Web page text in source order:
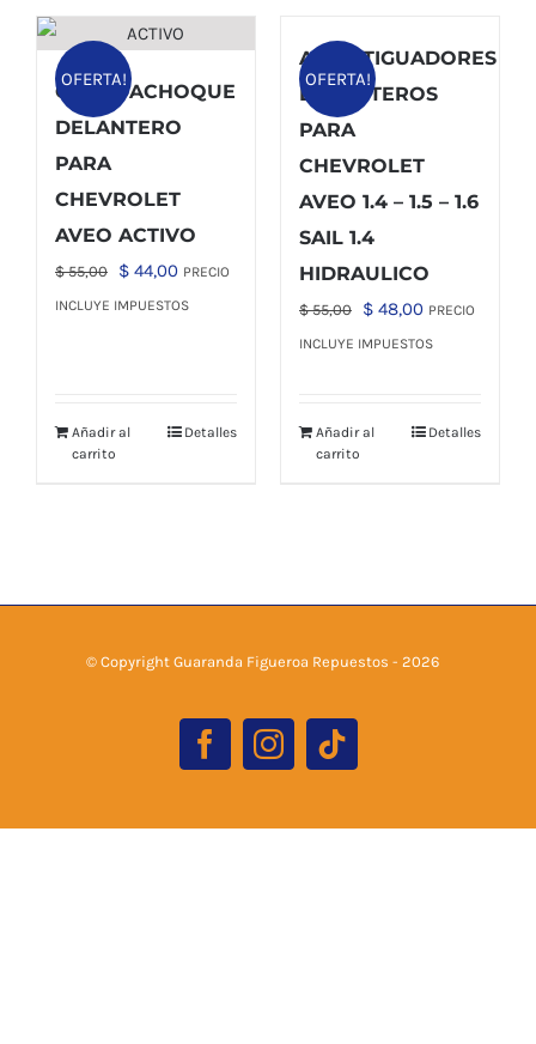
OFERTA!
GUARDACHOQUE
DELANTERO
PARA
CHEVROLET
AVEO ACTIVO
$55,00
El
precio
$ 44,00El
precio
PRECIO
INCLUYE IMPUESTOS
Añadir al
carrito
Detalles
OFERTA!
AMORTIGUADORES
DELANTEROS
PARA
CHEVROLET
AVEO 1.4 – 1.5 – 1.6
SAIL 1.4
HIDRAULICO
$55,00
El
precio
$ 55,00.
$ 48,00El
precio
$ 48,00.
PRECIO
INCLUYE IMPUESTOS
Añadir al
carrito
Detalles
© Copyright Guaranda Figueroa Repuestos - 2026
Facebook
Instagram
Tiktok